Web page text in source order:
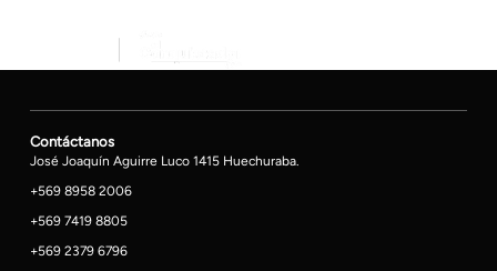
Contáctanos
José Joaquín Aguirre Luco 1415 Huechuraba.
+569 8958 2006
+569 7419 8805
+569 2379 6796